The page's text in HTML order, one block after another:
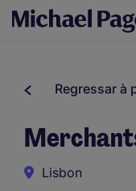
Regressar à
Lisbon